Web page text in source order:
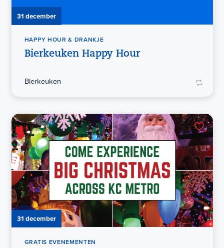
31 december
HAPPY HOUR & DRANKJE
Bierkeuken Happy Hour
Bierkeuken
31 december
GRATIS EVENEMENTEN